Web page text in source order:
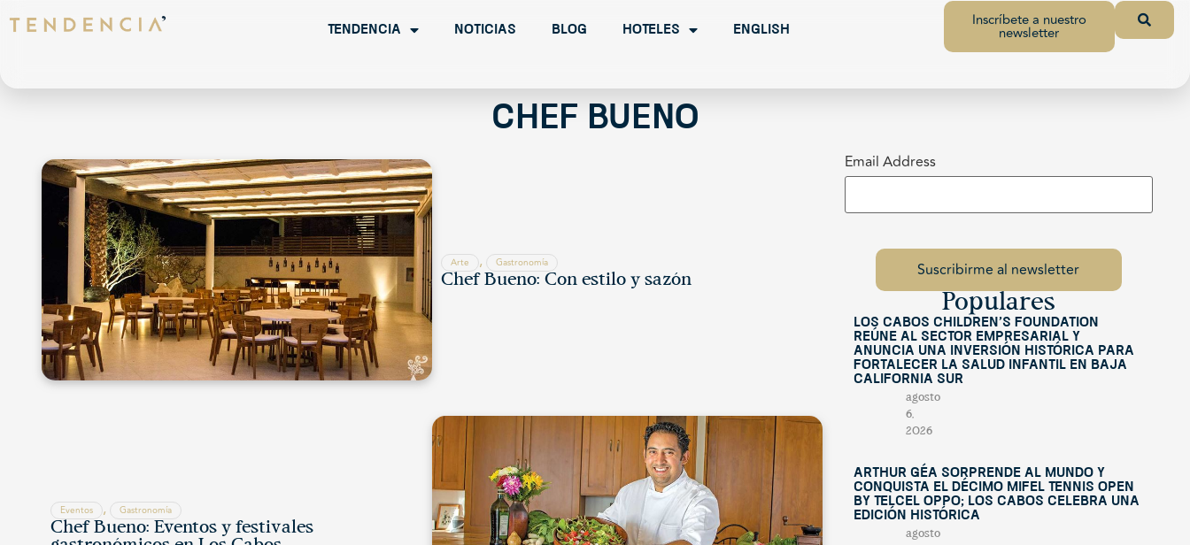
Tendencia Noticias Blog Hoteles English Inscríbete a nuestro
newsletter
chef bueno
Arte , Gastronomía
Chef Bueno: Con estilo y sazón
Eventos , Gastronomía
Chef Bueno: Eventos y festivales
Email Address
Populares
Los Cabos Children’s Foundation
reúne al sector empresarial y
anuncia una inversión histórica para
fortalecer la salud infantil en Baja
California Sur
agosto
6,
2026
Arthur Géa sorprende al mundo y
conquista el décimo Mifel Tennis Open
by Telcel OPPO; Los Cabos celebra una
edición histórica
agosto